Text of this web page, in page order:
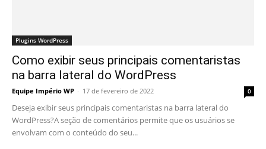
Plugins WordPress
Como exibir seus principais comentaristas
na barra lateral do WordPress
Equipe Império WP - 17 de fevereiro de 2022 0
Deseja exibir seus principais comentaristas na barra lateral do
WordPress?A seção de comentários permite que os usuários se
envolvam com o conteúdo do seu...